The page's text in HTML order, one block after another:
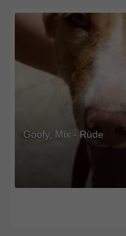
Goofy, Mix - Rüde